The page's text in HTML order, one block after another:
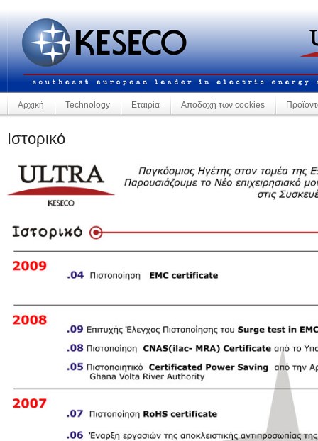
Αρχική Technology Εταιρία Αποδοχή των cookies
Ιστορικό